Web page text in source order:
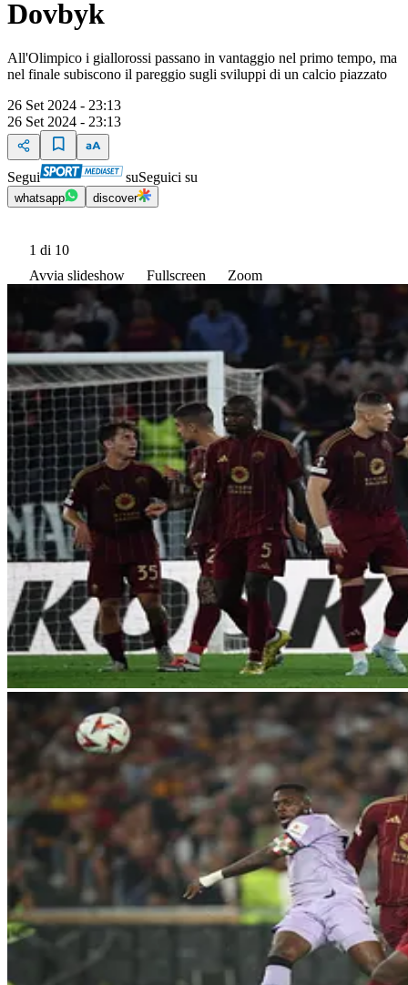
Dovbyk
All'Olimpico i giallorossi passano in vantaggio nel primo tempo, ma
nel finale subiscono il pareggio sugli sviluppi di un calcio piazzato
26 Set 2024 - 23:13
26 Set 2024 - 23:13
Segui suSeguici su
whatsapp discover
1 di 10
Avvia slideshow
Fullscreen Zoom